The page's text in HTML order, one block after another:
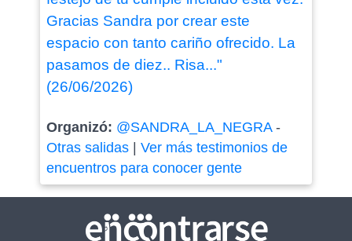
Gracias Sandra por crear este
espacio con tanto cariño ofrecido. La
pasamos de diez.. Risa..."
(26/06/2026)
Organizó: @SANDRA_LA_NEGRA-
Otras salidas| Ver más testimonios de
encuentros para conocer gente